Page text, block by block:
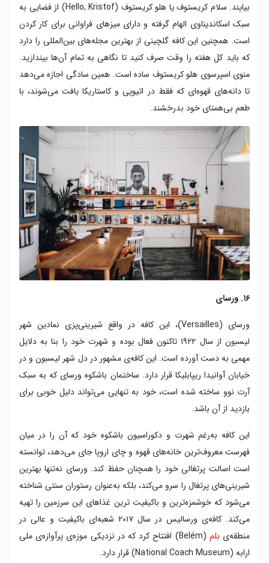
بیایند. سلام کریستوف یا هلو کریستوف (Hello, Kristof) از فضایی به
سبک اسکاندیناوی الهام گرفته و دارای میزهای فراوانی برای کار کردن
است. همچنین این کافه گلچینی از بهترین مجله‌های بین‌المللی را دارد
که باید کل هفته را وقت صرف کنید تا نگاهی به تمام آن‌ها بیندازید.
منوی اسپرسوی هلو کریستوف ساده است. همین سادگی اجازه می‌دهد
تا دانه‌های قهوه‌ای که فقط در اتیوپی و کاستاریکا یافت می‌شوند، با
طعم بی‌همتای خود بدرخشند.
۱۶. ورسای
ورسای (Versailles)، این کافه در واقع شیرینی‌پزی نمادین شهر
لیسبون از سال ۱۹۲۲ تاکنون فعال بوده و شهرت خود را بنا به دلایل
مهمی به دست آورده است. این کافه‌ی مشهور در دل شهر لیسبون و در
خیابان آوانیدا ریپابلیکا قرار دارد. ساختمان باشکوه ورسای که به سبک
آرت نوو ساخته شده است، خود به تنهایی می‌تواند دلیل خوبی برای
بازدید از آن باشد.
این کافه به‌رغم شهرت و دکوراسیون باشکوه خود که آن را در میان
فهرست معروف‌ترین خانه‌های قهوه و چای اروپا جای می‌دهد، توانسته
است اصالت پرتغالی خود را همچنان حفظ کند. ورسای نه‌تنها بهترین
شیرینی‌های پرتغال را سرو می‌کند، بلکه به‌عنوان رستوران سنتی شناخته
می‌شود که خوشمزه‌ترین و باکیفیت ترین غذاهای این سرزمین را تهیه
می‌کند. کافه‌ی ورسالیس در سال ۲۰۱۷ شعبه‌ای باکیفیت و عالی در
منطقه‌ی بلم
(Belém) افتتاح کرد که در نزدیکی موزه‌ی پرآوازه‌ی ملی
ارابه (National Coach Museum) قرار دارد.